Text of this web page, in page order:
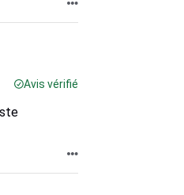
Avis vérifié